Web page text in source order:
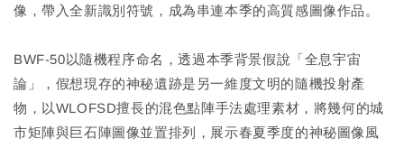
像，帶入全新識別符號，成為串連本季的高質感圖像作品。
BWF-50以隨機程序命名，透過本季背景假說「全息宇宙
論」，假想現存的神秘遺跡是另一維度文明的隨機投射產
物，以WLOFSD擅長的混色點陣手法處理素材，將幾何的城
市矩陣與巨石陣圖像並置排列，展示春夏季度的神秘圖像風